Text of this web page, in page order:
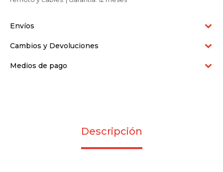
Envíos
Cambios y Devoluciones
Medios de pago
Descripción